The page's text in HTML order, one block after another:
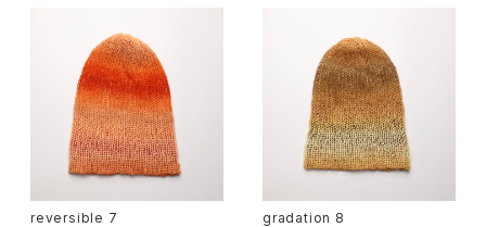
reversible 7 gradation 8